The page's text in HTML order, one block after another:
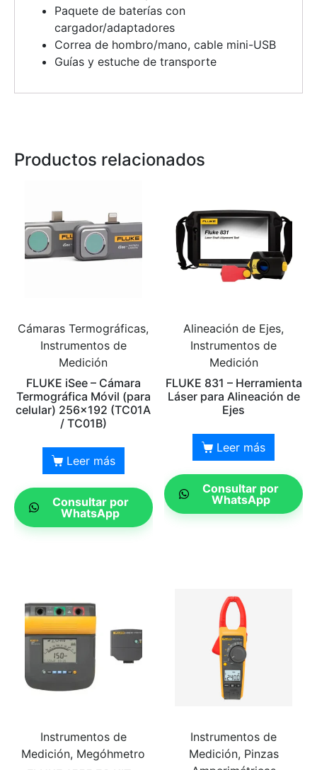
Paquete de baterías con
cargador/adaptadores
Correa de hombro/mano, cable mini-USB
Guías y estuche de transporte
Productos relacionados
Cámaras Termográficas,
Instrumentos de
Medición
FLUKE iSee – Cámara
Termográfica Móvil (para
celular) 256×192 (TC01A
/ TC01B)
Leer más
Consultar por
WhatsApp
Alineación de Ejes,
Instrumentos de
Medición
FLUKE 831 – Herramienta
Láser para Alineación de
Ejes
Leer más
Consultar por
WhatsApp
Instrumentos de
Medición, Megóhmetro
Instrumentos de
Medición, Pinzas